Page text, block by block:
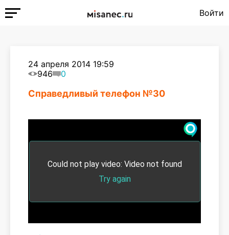
Войти
24 апреля 2014 19:59
946
0
Справедливый телефон №30